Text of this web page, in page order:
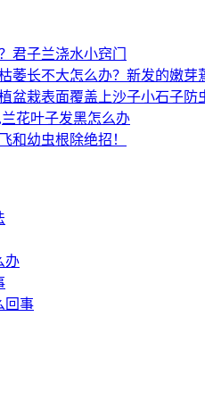
君子兰浇水小窍门
萎长不大怎么办？新发的嫩芽
盆栽表面覆盖上沙子小石子防
花叶子发黑怎么办
和幼虫根除绝招！
办
回事